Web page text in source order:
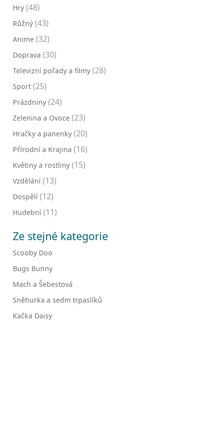
Hry (48)
Růžný (43)
Anime (32)
Doprava (30)
Televizní pořady a filmy (28)
Sport (25)
Prázdniny (24)
Zelenina a Ovoce (23)
Hračky a panenky (20)
Přírodní a Krajina (16)
Květiny a rostliny (15)
Vzdělání (13)
Dospělí (12)
Hudební (11)
Ze stejné kategorie
Scooby Doo
Bugs Bunny
Mach a Šebestová
Sněhurka a sedm trpaslíků
Kačka Daisy